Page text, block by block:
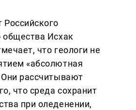
Российского
общества Исхак
что геологи не
«абсолютная
Они рассчитывают
что среда сохранит
при оледенении,